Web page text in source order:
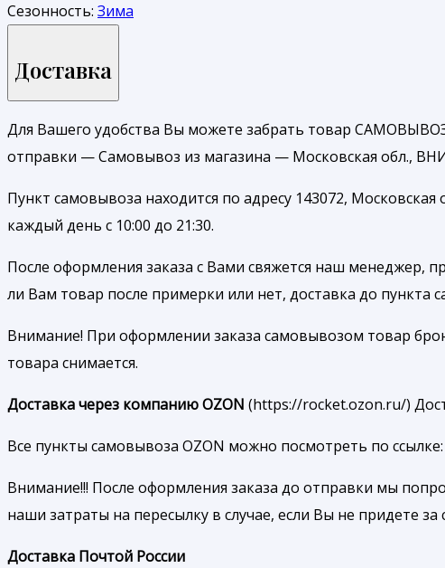
Сезонность: Зима
Доставка
Для Вашего удобства Вы можете забрать товар
отправки — Самовывоз из магазина — Московская обл.,
Пункт самовывоза находится по адресу 143072,
каждый день с 10:00 до 21:30.
После оформления заказа с Вами свяжется наш менеджер,
ли Вам товар после примерки или нет, доставка до пункта
Внимание! При оформлении заказа самовывозом товар
товара снимается.
Доставка через компанию OZON (https://rocket.ozon.ru/)
Все пункты самовывоза OZON можно посмотреть по
Внимание!!! После оформления заказа до отправки мы
наши затраты на пересылку в случае, если Вы не придете за
Доставка Почтой России